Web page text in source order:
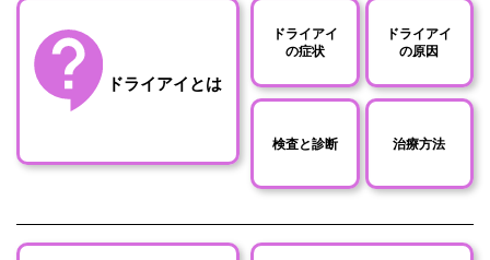
ドライアイとは
ドライアイ
の症状
ドライアイ
の原因
検査と診断 治療方法